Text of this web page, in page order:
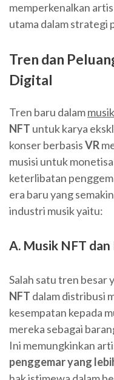
memperkenalkan
utama dalam strategi
Tren dan
Digital
Tren baru dalam
NFT untuk karya
konser berbasisVR
musisi untuk
keterlibatan
era baru yang
industri musik yaitu:
A. Musik NFT
Salah satu tren besar
NFT dalam distribusi
kesempatan kepada
mereka sebagai
Ini memungkinkan
penggemar yang